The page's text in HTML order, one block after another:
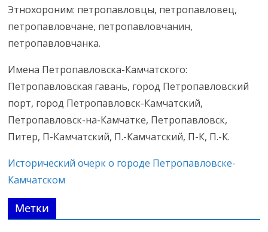
Этнохороним: петропавловцы, петропавловец,
петропавловчане, петропавловчанин,
петропавловчанка.
Имена Петропавловска-Камчатского:
Петропавловская гавань, город Петропавловский
порт, город Петропавловск-Камчатский,
Петропавловск-на-Камчатке, Петропавловск,
Питер, П-Камчатский, П.-Камчатский, П-К, П.-К.
Исторический очерк о городе Петропавловске-
Камчатском
Метки